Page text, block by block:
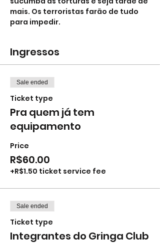
mais. Os terroristas farão de tudo
para impedir.
Ingressos
Sale ended
Ticket type
Pra quem já tem
equipamento
Price
R$60.00
+R$1.50 ticket service fee
Sale ended
Ticket type
Integrantes do Gringa Club